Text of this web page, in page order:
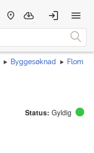
Byggesøknad
Flom
Status: Gyldig